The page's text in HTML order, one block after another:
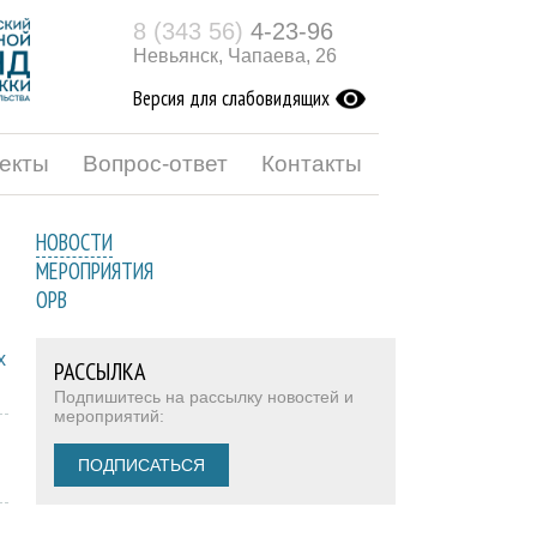
8 (343 56) 4-23-96
Невьянск, Чапаева, 26
Версия для слабовидящих
Вопрос-ответ Контакты
НОВОСТИ
МЕРОПРИЯТИЯ
ОРВ
РАССЫЛКА
Подпишитесь на рассылку новостей и
мероприятий:
ПОДПИСАТЬСЯ